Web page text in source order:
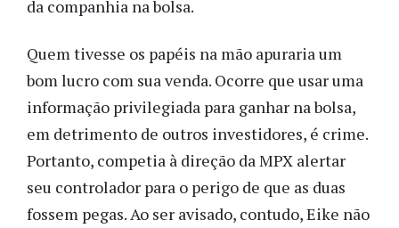
da companhia na bolsa.
Quem tivesse os papéis na mão apuraria um
bom lucro com sua venda. Ocorre que usar uma
informação privilegiada para ganhar na bolsa,
em detrimento de outros investidores, é crime.
Portanto, competia à direção da MPX alertar
seu controlador para o perigo de que as duas
fossem pegas. Ao ser avisado, contudo, Eike não